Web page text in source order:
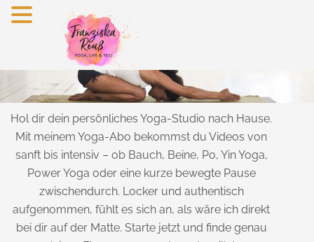
Hol dir dein persönliches Yoga-Studio nach Hause.
Mit meinem Yoga-Abo bekommst du Videos von
sanft bis intensiv – ob Bauch, Beine, Po, Yin Yoga,
Power Yoga oder eine kurze bewegte Pause
zwischendurch. Locker und authentisch
aufgenommen, fühlt es sich an, als wäre ich direkt
bei dir auf der Matte. Starte jetzt und finde genau